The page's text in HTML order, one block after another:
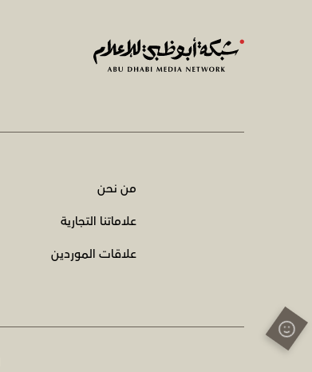
من نحن
علاماتنا التجارية
علاقات الموردين